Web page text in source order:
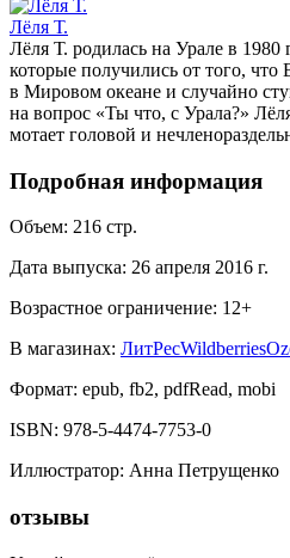
Лёля Т.
Лёля Т. родилась на Урале в
которые получились от того, что
в Мировом океане и случайно
на вопрос «Ты что, с Урала?»
мотает головой и
Подробная информация
Объем: 216 стр.
Дата выпуска: 26 апреля 2016 г.
Возрастное ограничение: 12+
В магазинах: ЛитРесWildberries
Формат: epub, fb2, pdfRead, mobi
ISBN: 978-5-4474-7753-0
Иллюстратор: Анна Петрущенко
отзывы